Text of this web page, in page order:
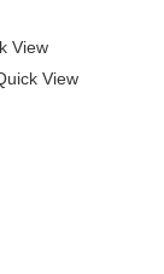
View
View